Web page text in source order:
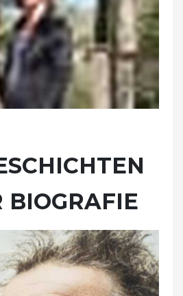
BIOGRAFIE